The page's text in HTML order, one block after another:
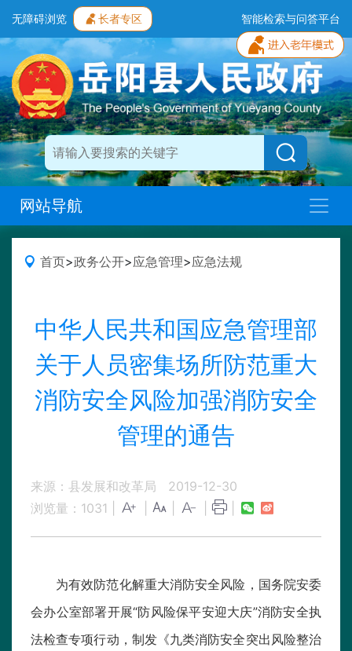
无障碍浏览 长者专区 智能检索与问答平台
网站导航
首页>政务公开>应急管理>应急法规
中华人民共和国应急管理部
关于人员密集场所防范重大
消防安全风险加强消防安全
管理的通告
来源：县发展和改革局
2019-12-30
浏览量： 1031
为有效防范化解重大消防安全风险，国务院安委
会办公室部署开展“防风险保平安迎大庆”消防安全执
法检查专项行动，制发《九类消防安全突出风险整治